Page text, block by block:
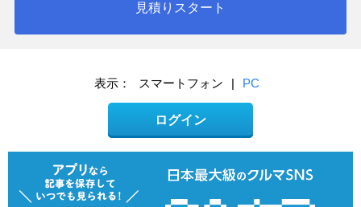
見積りスタート
表示： スマートフォン | PC
ログイン